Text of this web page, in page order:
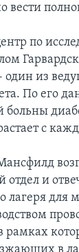
вести
по
один из
По его
больны
с
и
лагеря для
рамках